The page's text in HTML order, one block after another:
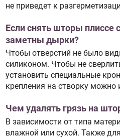
не приведет к
Если снять шторы плиссе
заметны дырки?
Чтобы отверстий не было
силиконом. Чтобы не
установить специальные
крепления на створку можно
Чем удалять грязь на
В зависимости от типа
влажной или сухой. Также